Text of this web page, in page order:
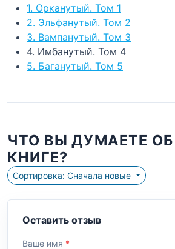
1. Орканутый. Том 1
2. Эльфанутый. Том 2
3. Вампанутый. Том 3
4. Имбанутый. Том 4
5. Баганутый. Том 5
ЧТО ВЫ ДУМАЕТЕ ОБ
КНИГЕ?
Сортировка: Сначала новые
Оставить отзыв
Ваше имя *